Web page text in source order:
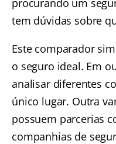
procurando um
tem dúvidas sobre
Este comparador
o seguro ideal. Em
analisar diferentes
único lugar. Outra
possuem parcerias
companhias de